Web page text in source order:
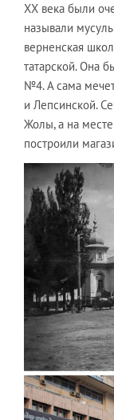
ХХ века были
называли
верненская
татарской. Она
№4. А сама
и Лепсинской.
Жолы, а на
построили